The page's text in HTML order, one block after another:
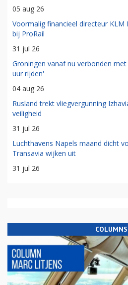
05 aug 26
Voormalig financieel directeur KLM
bij ProRail
31 jul 26
Groningen vanaf nu verbonden
uur rijden'
04 aug 26
Rusland trekt vliegvergunning
veiligheid
31 jul 26
Luchthavens Napels maand dicht
Transavia wijken uit
31 jul 26
COLUMNS